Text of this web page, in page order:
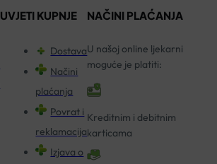
UVJETI KUPNJE
Dostava
Načini
plaćanja
Povrat i
reklamacija
Izjava o
NAČINI PLAĆANJA
U našoj online ljekarni
moguće je platiti:
Kreditnim i debitnim
karticama